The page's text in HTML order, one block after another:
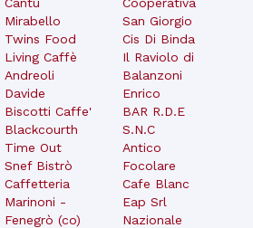
Mirabello
Twins Food
Living Caffè
Andreoli
Davide
Biscotti Caffe'
Blackcourth
Time Out
Snef Bistrò
Caffetteria
Marinoni -
Fenegrò (co)
San Giorgio
Cis Di Binda
Il Raviolo di
Balanzoni
Enrico
BAR R.D.E
S.N.C
Antico
Focolare
Cafe Blanc
Eap Srl
Nazionale